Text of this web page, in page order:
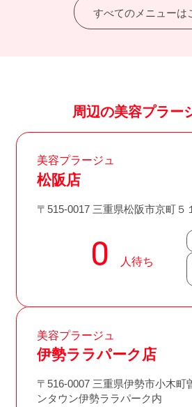
すべてのメニューは
周辺の美容プラー
美容プラージュ
松阪店
〒515-0017 三重県松阪市京町５
美容プラージュ
伊勢ララパーク店
〒516-0007 三重県伊勢市小木町
ンタウン伊勢ララパーク内